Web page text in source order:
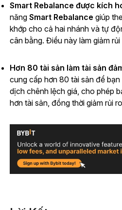
Smart Rebalance được kích
năng Smart Rebalance giúp
khớp cho cả hai nhánh và tự
cân bằng. Điều này làm giảm
Hơn 80 tài sản làm tài sản
cung cấp hơn 80 tài sản để bạn
dịch chênh lệch giá, cho phép
hơn tài sản, đồng thời giảm rủi